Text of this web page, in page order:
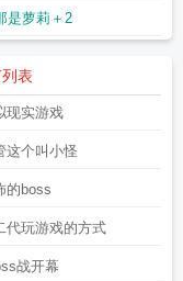
是萝莉＋2
表
现实游戏
这个叫小怪
的boss
代玩游戏的方式
战开幕